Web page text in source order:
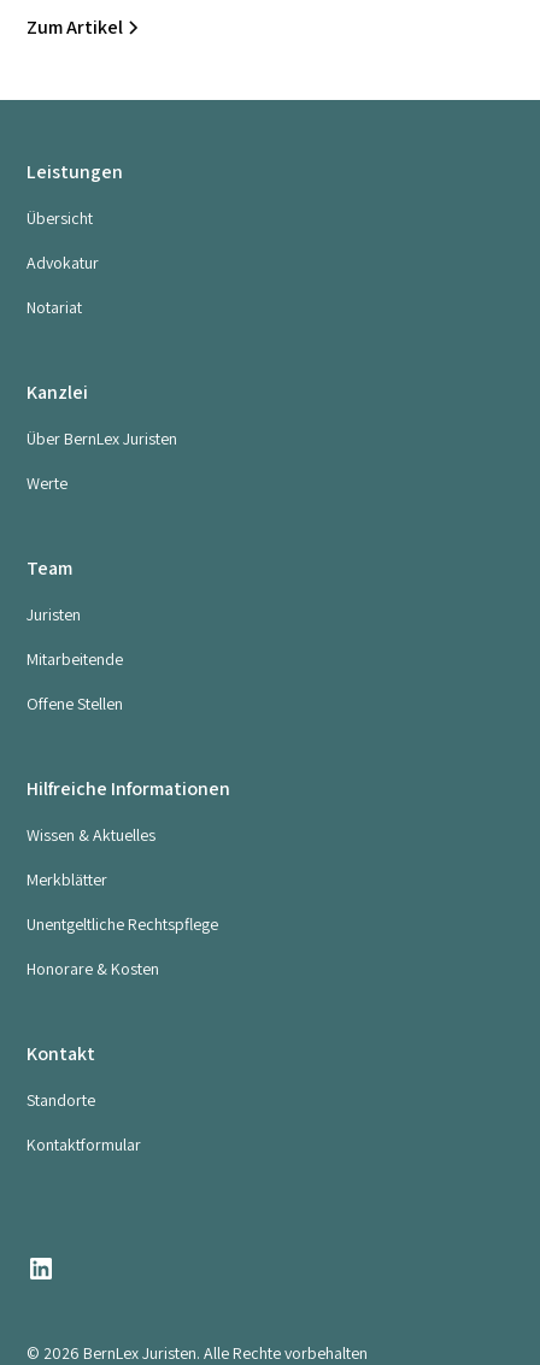
Zum Artikel
Leistungen
Übersicht
Advokatur
Notariat
Kanzlei
Über BernLex Juristen
Werte
Team
Juristen
Mitarbeitende
Offene Stellen
Hilfreiche Informationen
Wissen & Aktuelles
Merkblätter
Unentgeltliche Rechtspflege
Honorare & Kosten
Kontakt
Standorte
Kontaktformular
© 2026 BernLex Juristen. Alle Rechte vorbehalten